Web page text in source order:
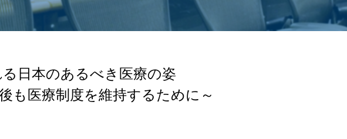
日本のあるべき医療の姿
も医療制度を維持するために～